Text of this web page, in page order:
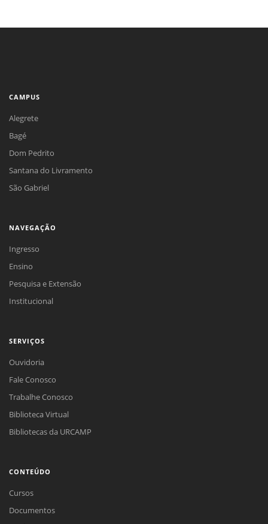
CAMPUS
Alegrete
Bagé
Dom Pedrito
Santana do Livramento
São Gabriel
NAVEGAÇÃO
Ingresso
Ensino
Pesquisa e Extensão
Institucional
SERVIÇOS
Ouvidoria
Fale Conosco
Trabalhe Conosco
Biblioteca Virtual
Bibliotecas da URCAMP
CONTEÚDO
Cursos
Documentos